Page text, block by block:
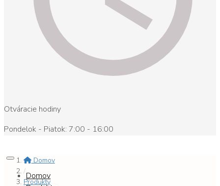
Otváracie hodiny
Pondelok - Piatok: 7:00 - 16:00
Domov
Domov
/
Produkty